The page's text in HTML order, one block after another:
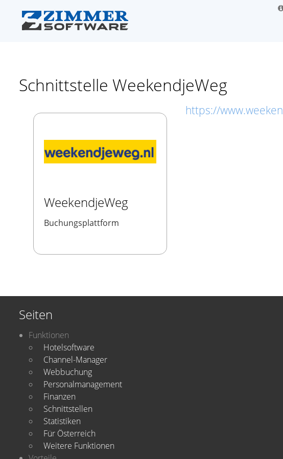
Schnittstelle WeekendjeWeg
WeekendjeWeg
Buchungsplattform
https://
Seiten
Funktionen
Hotelsoftware
Channel-Manager
Webbuchung
Personalmanagement
Finanzen
Schnittstellen
Statistiken
Für Österreich
Weitere Funktionen